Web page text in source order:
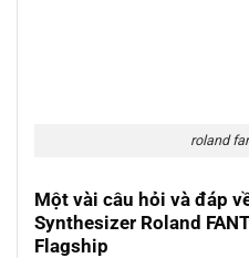
roland
Một vài câu hỏi và đáp
Synthesizer Roland
Flagship